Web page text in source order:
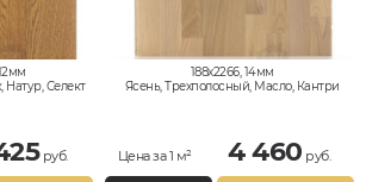
Селект
руб.
188x2266, 14мм
Ясень, Трехполосный, Масло, Кантри
Цена за 1 м² 4 460 руб.